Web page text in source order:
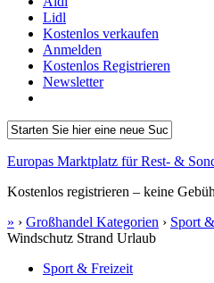
Lidl
Kostenlos verkaufen
Anmelden
Kostenlos Registrieren
Newsletter
Europas Marktplatz für Rest- &
Kostenlos registrieren – keine
» › Großhandel Kategorien › Sport
Windschutz Strand Urlaub
Sport & Freizeit